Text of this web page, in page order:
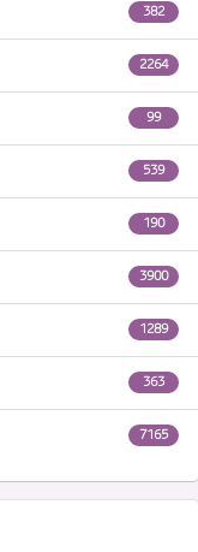
382
2264
99
539
190
3900
1289
363
7165